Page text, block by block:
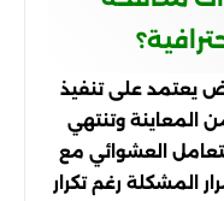
يعتمد على تنفيذ
المعاينة وتنتهي
العشوائي مع
المشكلة رغم تكرار